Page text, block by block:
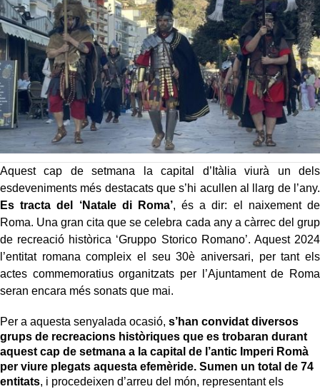
Aquest cap de setmana la capital d’Itàlia viurà un dels
esdeveniments més destacats que s’hi acullen al llarg de l’any.
Es tracta del ‘Natale di Roma’, és a dir: el naixement de
Roma. Una gran cita que se celebra cada any a càrrec del grup
de recreació històrica ‘Gruppo Storico Romano’. Aquest 2024
l’entitat romana compleix el seu 30è aniversari, per tant els
actes commemoratius organitzats per l’Ajuntament de Roma
seran encara més sonats que mai.
Per a aquesta senyalada ocasió, s’han convidat diversos
grups de recreacions històriques que es trobaran durant
aquest cap de setmana a la capital de l’antic Imperi Romà
per viure plegats aquesta efemèride. Sumen un total de 74
entitats, i procedeixen d’arreu del món, representant els